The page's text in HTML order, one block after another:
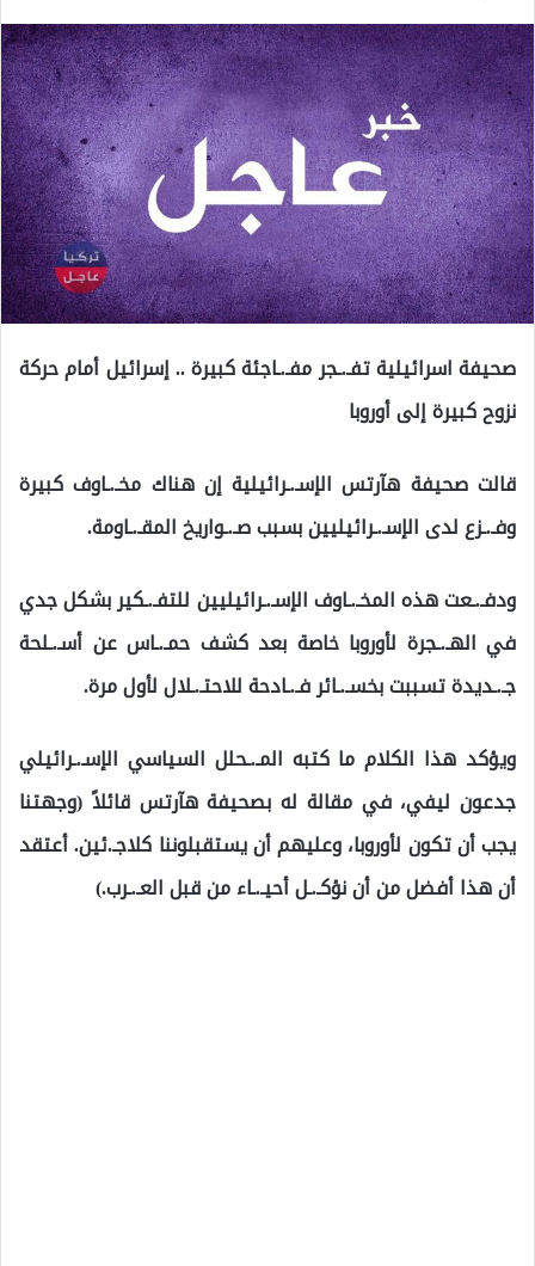
صحيفة اسرائيلية تفـ.ـجر مفـ.ـاجئة كبيرة .. إسرائيل أمام حركة
نزوح كبيرة إلى أوروبا
قالت صحيفة هآرتس الإسـ.ـرائيلية إن هناك مخـ.ـاوف كبيرة
وفـ.ـزع لدى الإسـ.ـرائيليين بسبب صـ.ـواريخ المقـ.ـاومة.
ودفـ.ـعت هذه المخـ.ـاوف الإسـ.ـرائيليين للتفـ.ـكير بشكل جدي
في الهـ.ـجرة لأوروبا خاصة بعد كشف حمـ.ـاس عن أسـ.ـلحة
جـ.ـديدة تسببت بخسـ.ـائر فـ.ـادحة للاحتـ.ـلال لأول مرة.
ويؤكد هذا الكلام ما كتبه المـ.ـحلل السياسي الإسـ.ـرائيلي
جدعون ليفي، في مقالة له بصحيفة هآرتس قائلاً (وجهتنا
يجب أن تكون لأوروبا، وعليهم أن يستقبلوننا كلاجـ.ئين. أعتقد
أن هذا أفضل من أن نؤكـ.ـل أحيـ.ـاء من قبل العـ.ـرب.)